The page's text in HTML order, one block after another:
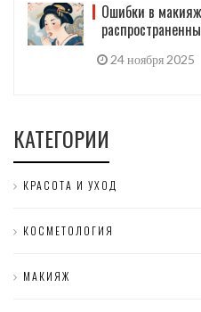
Ошибки в
24 ноября 2025
КАТЕГОРИИ
КРАСОТА И УХОД
КОСМЕТОЛОГИЯ
МАКИЯЖ